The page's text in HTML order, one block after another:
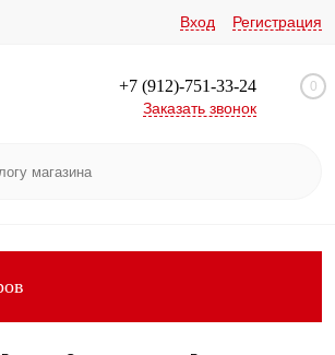
Вход Регистрация
+7 (912)-751-33-24
Заказать звонок
0